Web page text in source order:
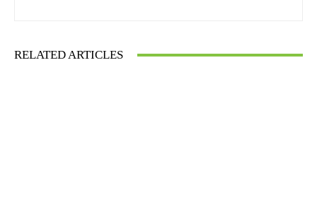
RELATED ARTICLES